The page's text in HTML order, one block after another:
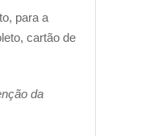
para a
cartão de
da